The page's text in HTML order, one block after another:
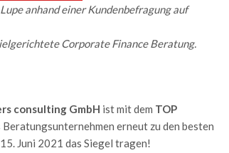
anhand einer Kundenbefragung auf
Corporate Finance Beratung.
consulting GmbH ist mit dem TOP
erneut zu den besten
Juni 2021 das Siegel tragen!